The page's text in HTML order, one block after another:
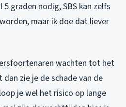
graden nodig, SBS kan zelfs
maar ik doe dat liever
wachten tot het
zie je de schade van de
je wel het risico op lange